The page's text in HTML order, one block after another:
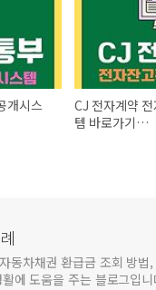
개시스
CJ 전자계약
템 바로가기
동차채권 환급금 조회 방법
에 도움을 주는 블로그입니